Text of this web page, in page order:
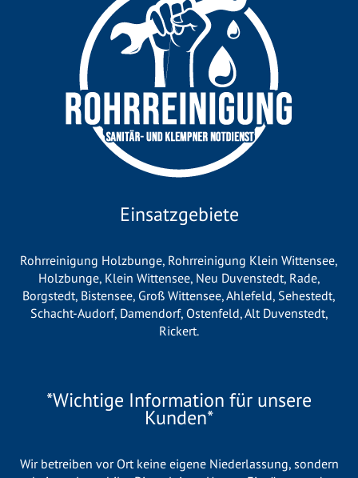
Einsatzgebiete
Rohrreinigung Holzbunge, Rohrreinigung Klein Wittensee,
Holzbunge, Klein Wittensee, Neu Duvenstedt, Rade,
Borgstedt, Bistensee, Groß Wittensee,Ahlefeld, Sehestedt,
Schacht-Audorf, Damendorf, Ostenfeld,Alt Duvenstedt,
Rickert.
*Wichtige Information für unsere
Kunden*
Wir betreiben vor Ort keine eigene Niederlassung, sondern